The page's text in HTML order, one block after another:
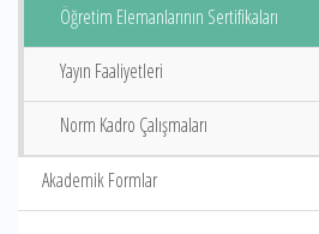
Öğretim Elemanlarının Sertifikaları
Yayın Faaliyetleri
Norm Kadro Çalışmaları
Akademik Formlar